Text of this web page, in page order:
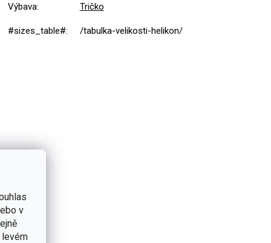
v
levém
Výbava: Tričko
#sizes_table#: /tabulka-velikosti-helikon/